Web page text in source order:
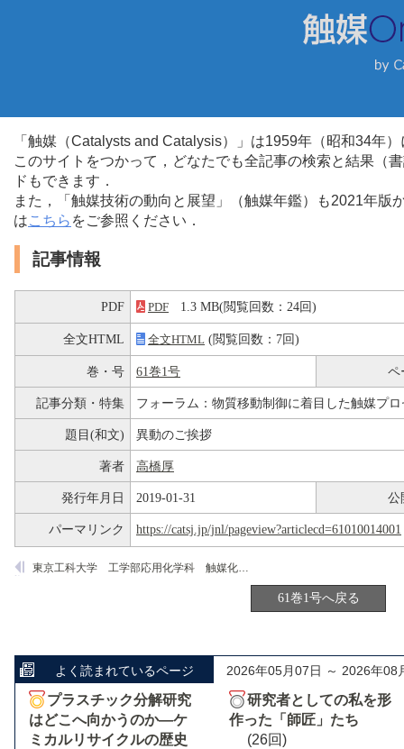
「触媒（Catalysts and Catalysis）」は1959年（昭和34年
このサイトをつかって，どなたでも全記事の検索と結果（
ドもできます．
また，「触媒技術の動向と展望」（触媒年鑑）も2021年
はこちら をご参照ください．
記事情報
PDF PDF 1.3 MB(閲覧回数：24回)
全文HTML 全文HTML (閲覧回数：7回)
巻・号 61巻1号 ペ
記事分類・特集 フォーラム：物質移動制御に着目した触媒プ
題目(和文) 異動のご挨拶
著者 高橋厚
発行年月日 2019-01-31 公
パーマリンク https://catsj.jp/jnl/pageview?articlecd=61010014001
東京工科大学 工学部応用化学科 触媒化学研究室
61巻1号へ戻る
よく読まれているページ 2026年05月07日 ～ 2026年08
プラスチック分解研究
はどこへ向かうのか―ケ
ミカルリサイクルの歴史
研究者としての私を形
作った「師匠」たち
(26回)